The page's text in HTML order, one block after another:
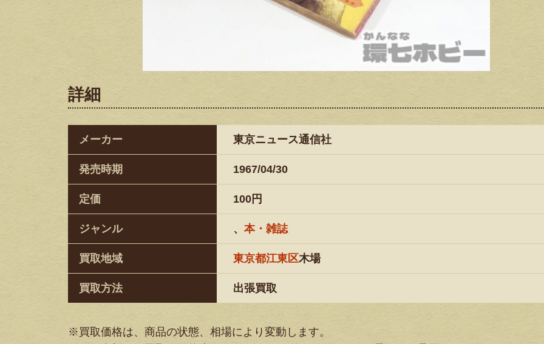
詳細
メーカー 東京ニュース通信社
発売時期 ‎1967/04/30
定価 100円
ジャンル 、 本・雑誌
買取地域 東京都江東区木場
買取方法 出張買取
※買取価格は、商品の状態、相場により変動します。